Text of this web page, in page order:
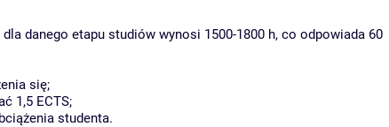
danego etapu studiów wynosi 1500-1800 h, co odpowiada 60
się;
1,5 ECTS;
studenta.